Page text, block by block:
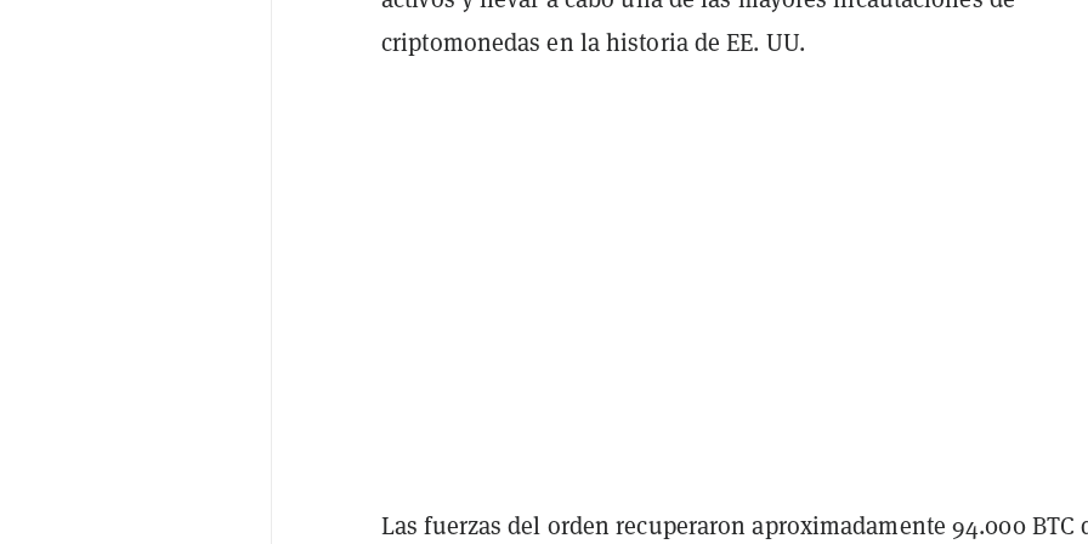
criptomonedas en la historia de EE. UU.
Las fuerzas del orden recuperaron aproximadamente 94.000 BTC